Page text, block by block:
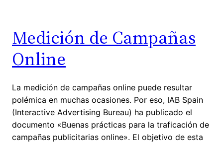
Medición de Campañas
Online
La medición de campañas online puede resultar
polémica en muchas ocasiones. Por eso, IAB Spain
(Interactive Advertising Bureau) ha publicado el
documento «Buenas prácticas para la traficación de
campañas publicitarias online». El objetivo de esta